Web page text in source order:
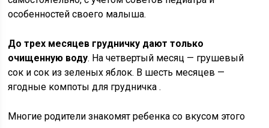
особенностей своего малыша.
До трех месяцев грудничку дают только
очищенную воду. На четвертый месяц — грушевый
сок и сок из зеленых яблок. В шесть месяцев —
ягодные компоты для грудничка .
Многие родители знакомят ребенка со вкусом этого